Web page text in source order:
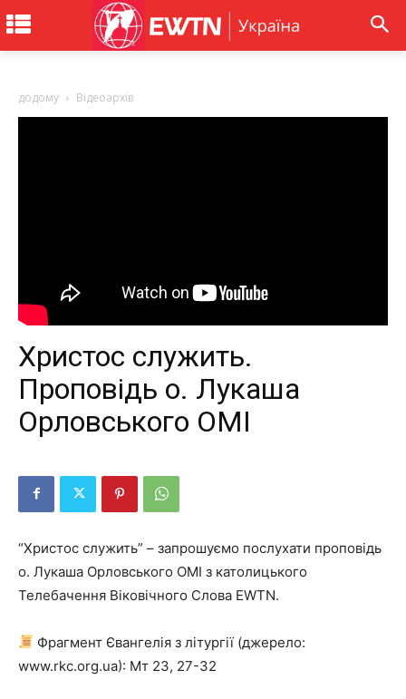
додому Відеоархів
Христос служить.
Проповідь о. Лукаша
Орловського ОМІ
“Христос служить” – запрошуємо послухати проповідь
о. Лукаша Орловського ОМІ з католицького
Телебачення Віковічного Слова EWTN.
Фрагмент Євангелія з літургії (джерело:
www.rkc.org.ua): Мт 23, 27-32